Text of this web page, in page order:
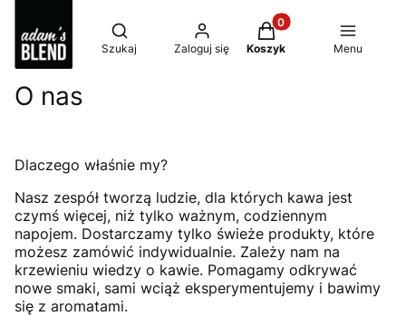
Otwórz wyszukiwarkę
Szukaj Zaloguj się
Produkty w koszyku:
Koszyk Menu
O nas
Dlaczego właśnie my?
Nasz zespół tworzą ludzie, dla których kawa jest
czymś więcej, niż tylko ważnym, codziennym
napojem. Dostarczamy tylko świeże produkty, które
możesz zamówić indywidualnie. Zależy nam na
krzewieniu wiedzy o kawie. Pomagamy odkrywać
nowe smaki, sami wciąż eksperymentujemy i bawimy
się z aromatami.